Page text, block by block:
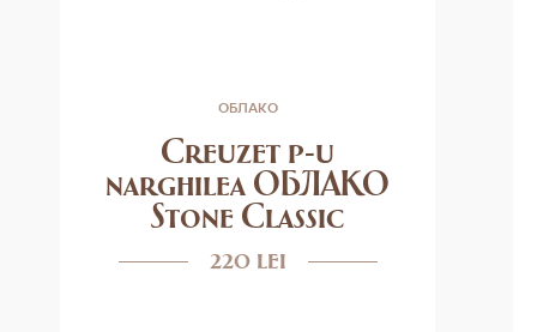
ОБЛАКО
Creuzet p-u
narghilea ОБЛАКО
Stone Classic
220 lei